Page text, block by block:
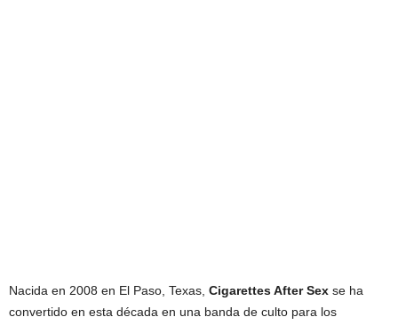
Nacida en 2008 en El Paso, Texas, Cigarettes After Sex se ha
convertido en esta década en una banda de culto para los